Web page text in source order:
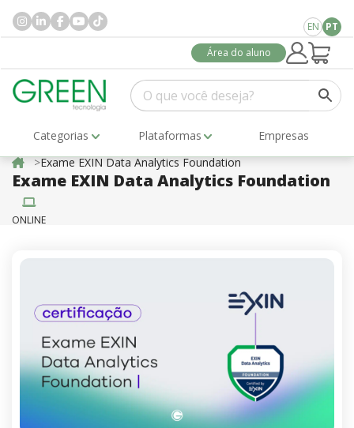
EN PT
Área do aluno
Categorias Plataformas
Empresas
Exame EXIN Data Analytics Foundation
Exame EXIN Data Analytics Foundation
ONLINE